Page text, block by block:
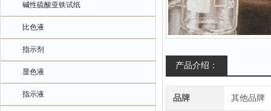
碱性硫酸亚铁试纸
比色液
指示剂
显色液
指示液
产品介绍：
品牌 其他品牌